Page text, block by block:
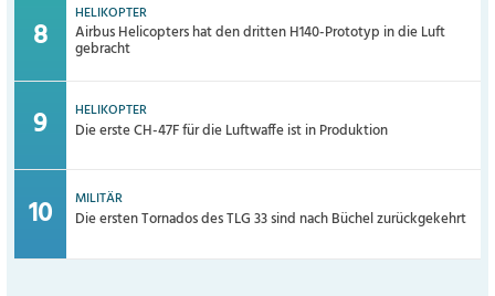
HELIKOPTER
Airbus Helicopters hat den dritten H140-Prototyp in die Luft
gebracht
HELIKOPTER
Die erste CH-47F für die Luftwaffe ist in Produktion
MILITÄR
Die ersten Tornados des TLG 33 sind nach Büchel zurückgekehrt